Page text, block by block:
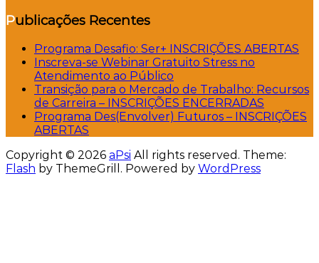
Publicações Recentes
Programa Desafio: Ser+ INSCRIÇÕES ABERTAS
Inscreva-se Webinar Gratuito Stress no
Atendimento ao Público
Transição para o Mercado de Trabalho: Recursos
de Carreira – INSCRIÇÕES ENCERRADAS
Programa Des(Envolver) Futuros – INSCRIÇÕES
ABERTAS
Copyright © 2026 aPsi All rights reserved. Theme:
Flash by ThemeGrill. Powered by WordPress